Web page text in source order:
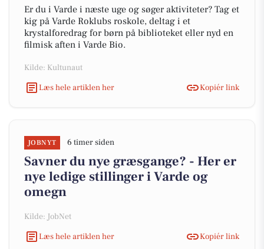
Er du i Varde i næste uge og søger aktiviteter? Tag et
kig på Varde Roklubs roskole, deltag i et
krystalforedrag for børn på biblioteket eller nyd en
filmisk aften i Varde Bio.
Kilde: Kultunaut
Læs hele artiklen her
Kopiér link
JOBNYT 6 timer siden
Savner du nye græsgange? - Her er
nye ledige stillinger i Varde og
omegn
Kilde: JobNet
Læs hele artiklen her
Kopiér link